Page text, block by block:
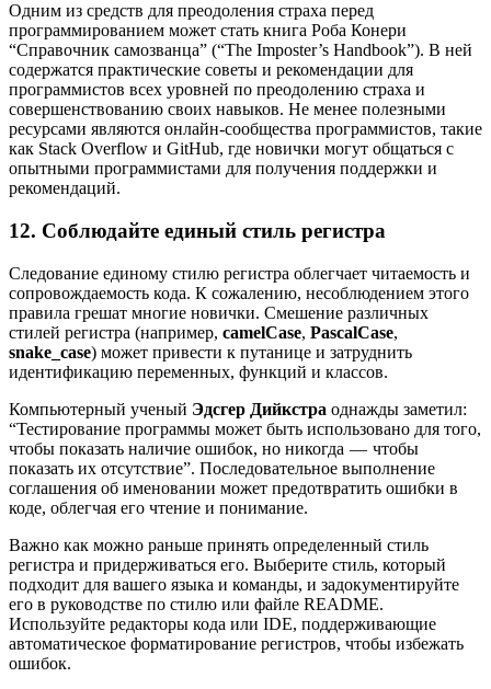
Одним из средств для преодоления страха перед
программированием может стать книга Роба Конери
“Справочник самозванца” (“The Imposter’s Handbook”). В ней
содержатся практические советы и рекомендации для
программистов всех уровней по преодолению страха и
совершенствованию своих навыков. Не менее полезными
ресурсами являются онлайн-сообщества программистов, такие
как Stack Overflow и GitHub, где новички могут общаться с
опытными программистами для получения поддержки и
рекомендаций.
12. Соблюдайте единый стиль регистра
Следование единому стилю регистра облегчает читаемость и
сопровождаемость кода. К сожалению, несоблюдением этого
правила грешат многие новички. Смешение различных
стилей регистра (например, camelCase, PascalCase,
snake_case) может привести к путанице и затруднить
идентификацию переменных, функций и классов.
Компьютерный ученый Эдсгер Дийкстра однажды заметил:
“Тестирование программы может быть использовано для того,
чтобы показать наличие ошибок, но никогда — чтобы
показать их отсутствие”. Последовательное выполнение
соглашения об именовании может предотвратить ошибки в
коде, облегчая его чтение и понимание.
Важно как можно раньше принять определенный стиль
регистра и придерживаться его. Выберите стиль, который
подходит для вашего языка и команды, и задокументируйте
его в руководстве по стилю или файле README.
Используйте редакторы кода или IDE, поддерживающие
автоматическое форматирование регистров, чтобы избежать
ошибок.